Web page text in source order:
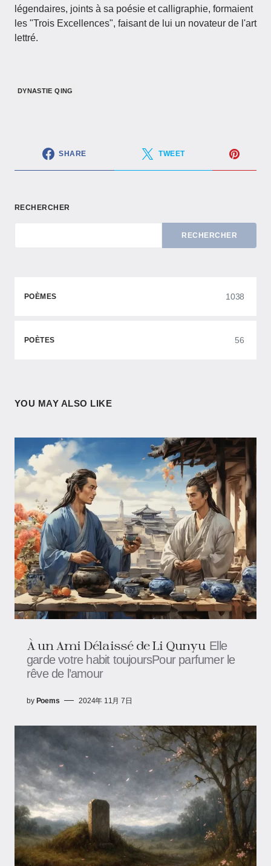
légendaires, joints à sa poésie et calligraphie, formaient
les "Trois Excellences", faisant de lui un novateur de l'art
lettré.
DYNASTIE QING
SHARE TWEET
RECHERCHER
RECHERCHER
POÈMES 1038
POÈTES 56
YOU MAY ALSO LIKE
À un Ami Délaissé de Li Qunyu Elle
garde votre habit toujoursPour parfumer le
rêve de l’amour
by Poems 2024年 11月 7日